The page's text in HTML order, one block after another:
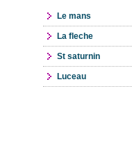
Le mans
La fleche
St saturnin
Luceau